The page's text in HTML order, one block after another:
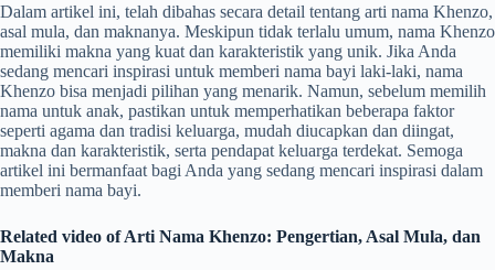
Dalam artikel ini, telah dibahas secara detail tentang arti nama Khenzo,
asal mula, dan maknanya. Meskipun tidak terlalu umum, nama Khenzo
memiliki makna yang kuat dan karakteristik yang unik. Jika Anda
sedang mencari inspirasi untuk memberi nama bayi laki-laki, nama
Khenzo bisa menjadi pilihan yang menarik. Namun, sebelum memilih
nama untuk anak, pastikan untuk memperhatikan beberapa faktor
seperti agama dan tradisi keluarga, mudah diucapkan dan diingat,
makna dan karakteristik, serta pendapat keluarga terdekat. Semoga
artikel ini bermanfaat bagi Anda yang sedang mencari inspirasi dalam
memberi nama bayi.
Related video of Arti Nama Khenzo: Pengertian, Asal Mula, dan
Makna